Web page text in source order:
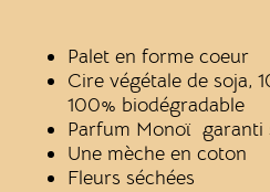
Palet en forme coeur
Cire végétale de soja,
100% biodégradable
Parfum Monoï garanti
Une mèche en coton
Fleurs séchées